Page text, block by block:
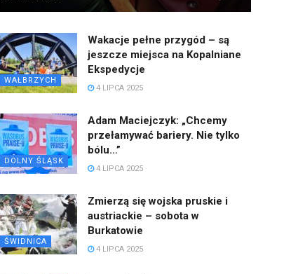
WAŁBRZYCH
Wakacje pełne przygód – są
jeszcze miejsca na Kopalniane
Ekspedycje
4 LIPCA 2025
DOLNY ŚLĄSK
Adam Maciejczyk: „Chcemy
przełamywać bariery. Nie tylko
bólu…”
4 LIPCA 2025
ŚWIDNICA
Zmierzą się wojska pruskie i
austriackie – sobota w
Burkatowie
4 LIPCA 2025